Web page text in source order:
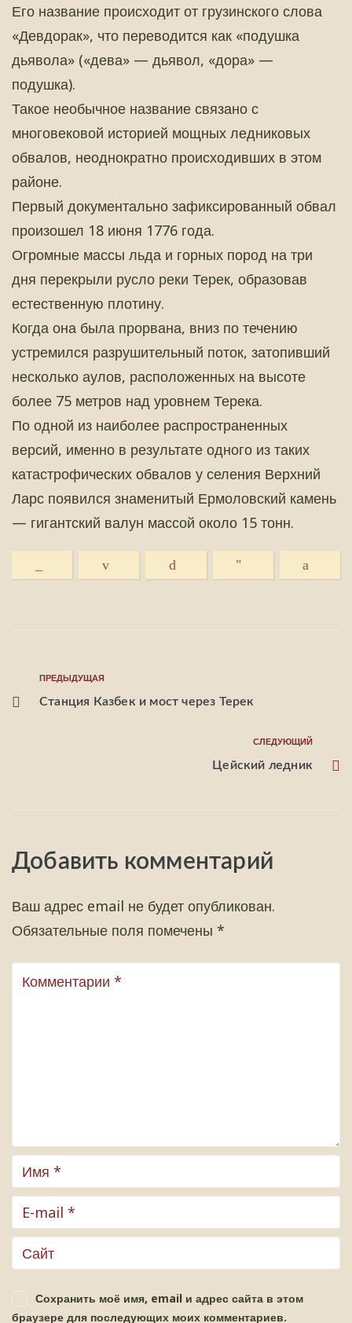
Его название происходит от грузинского слова
«Девдорак», что переводится как «подушка
дьявола» («дева» — дьявол, «дора» —
подушка).
Такое необычное название связано с
многовековой историей мощных ледниковых
обвалов, неоднократно происходивших в этом
районе.
Первый документально зафиксированный обвал
произошел 18 июня 1776 года.
Огромные массы льда и горных пород на три
дня перекрыли русло реки Терек, образовав
естественную плотину.
Когда она была прорвана, вниз по течению
устремился разрушительный поток, затопивший
несколько аулов, расположенных на высоте
более 75 метров над уровнем Терека.
По одной из наиболее распространенных
версий, именно в результате одного из таких
катастрофических обвалов у селения Верхний
Ларс появился знаменитый Ермоловский камень
— гигантский валун массой около 15 тонн.
ПРЕДЫДУЩАЯ
Станция Казбек и мост через Терек
СЛЕДУЮЩИЙ
Цейский ледник
Добавить комментарий
Ваш адрес email не будет опубликован.
Обязательные поля помечены *
Сохранить моё имя, email и адрес сайта в этом
браузере для последующих моих комментариев.